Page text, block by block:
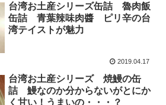
台湾お土産シリーズ缶詰 魯肉飯
缶詰 青葉辣味肉醬 ピリ辛の台
湾テイストが魅力
2019.04.17
台湾お土産シリーズ 焼鰻の缶
詰 鰻なのか分からないがとにか
く甘い！うまいの・・・？